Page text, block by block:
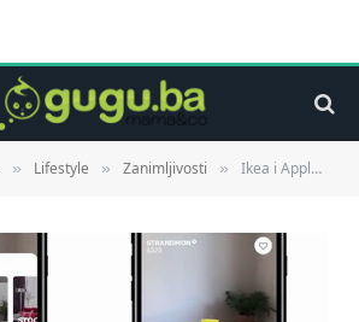
» Lifestyle » Zanimljivosti » Ikea i Apple napravili aplikaciju za virtualno isprobavanje namještaja